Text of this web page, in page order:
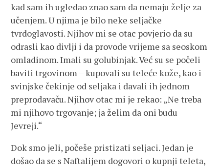
kad sam ih ugledao znao sam da nemaju želje za
učenjem. U njima je bilo neke seljačke
tvrdoglavosti. Njihov mi se otac povjerio da su
odrasli kao divlji i da provode vrijeme sa seoskom
omladinom. Imali su golubinjak. Već su se počeli
baviti trgovinom – kupovali su teleće kože, kao i
svinjske čekinje od seljaka i davali ih jednom
preprodavaču. Njihov otac mi je rekao: „Ne treba
mi njihovo trgovanje; ja želim da oni budu
Jevreji.“
Dok smo jeli, počeše pristizati seljaci. Jedan je
došao da se s Naftalijem dogovori o kupnji teleta,